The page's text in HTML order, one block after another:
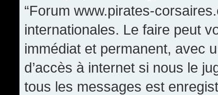
“Forum www.pirates-
internationales. Le faire peut
immédiat et permanent, avec
d’accès à internet si nous le
tous les messages est